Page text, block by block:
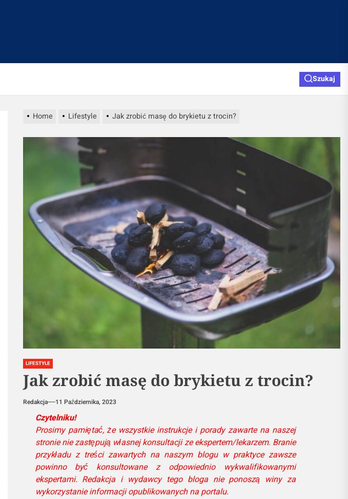
Szukaj
Home Lifestyle Jak zrobić masę do brykietu z trocin?
LIFESTYLE
Jak zrobić masę do brykietu z trocin?
Redakcja 11 Października, 2023
Czytelniku!
Prosimy pamiętać, że wszystkie instrukcje i porady zawarte na naszej
stronie nie zastępują własnej konsultacji ze ekspertem/lekarzem. Branie
przykładu z treści zawartych na naszym blogu w praktyce zawsze
powinno być konsultowane z odpowiednio wykwalifikowanymi
ekspertami. Redakcja i wydawcy tego bloga nie ponoszą winy za
wykorzystanie informacji opublikowanych na portalu.